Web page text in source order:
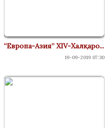
“Европа-Азия” XIV-Халқаро...
19-09-2019 07:30